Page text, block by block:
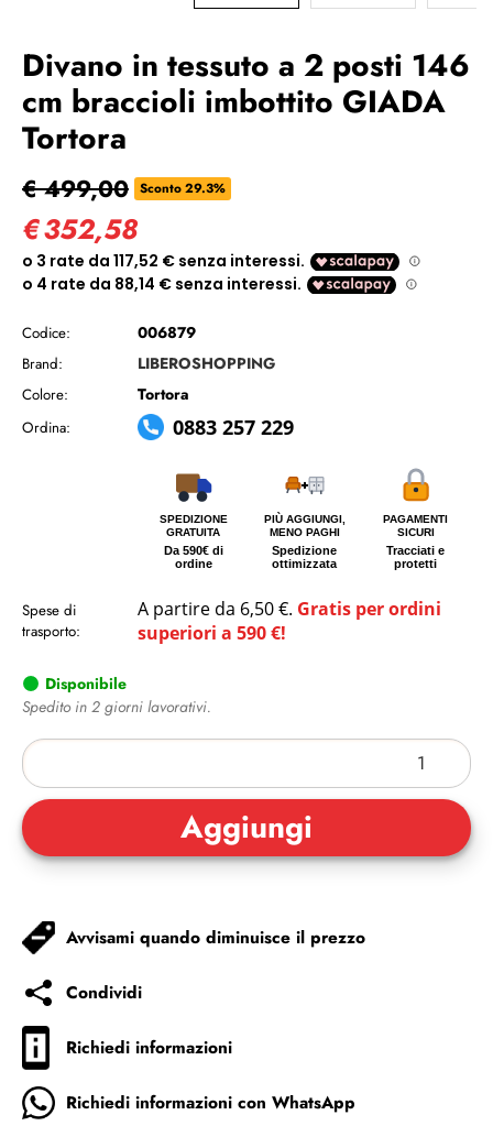
Divano in tessuto a 2 posti 146
cm braccioli imbottito GIADA
Tortora
€ 499,00 Sconto 29.3%
€352,58
Codice: 006879
Brand: LIBEROSHOPPING
Colore: Tortora
Ordina: 0883 257 229
SPEDIZIONE
GRATUITA
Da 590€ di
ordine
PIÙ AGGIUNGI,
MENO PAGHI
Spedizione
ottimizzata
PAGAMENTI
SICURI
Tracciati e
protetti
Spese di
trasporto:
A partire da 6,50 €. Gratis per ordini
superiori a 590 €!
Disponibile
Spedito in 2 giorni lavorativi.
Avvisami quando diminuisce il prezzo
Condividi
Richiedi informazioni
Richiedi informazioni con WhatsApp